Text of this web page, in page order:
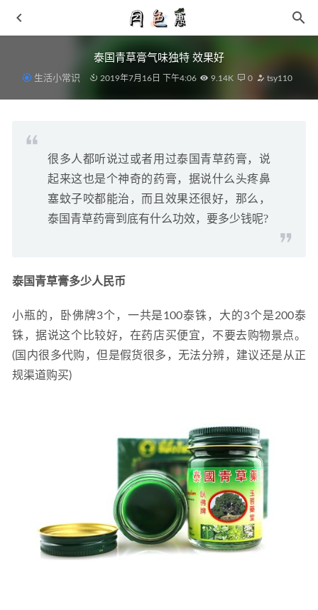
泰国青草膏气味独特 效果好
生活小常识 2019年7月16日 下午4:06 9.14K 0 tsy110
很多人都听说过或者用过泰国青草药膏，说
起来这也是个神奇的药膏，据说什么头疼鼻
塞蚊子咬都能治，而且效果还很好，那么，
泰国青草药膏到底有什么功效，要多少钱呢?
泰国青草膏多少人民币
小瓶的，卧佛牌3个，一共是100泰铢，大的3个是200泰
铢，据说这个比较好，在药店买便宜，不要去购物景点。
(国内很多代购，但是假货很多，无法分辨，建议还是从正
规渠道购买)
安踏全新创 2.0 缓震训练跑鞋亮相，涵盖男女尺码 2021-12-
「恶人紫」回归！白紫 AJ1 实物曝光，发售信息有了！
02
Y/Project x MELISSA 全新联名鞋款实物曝光，重归潮流？